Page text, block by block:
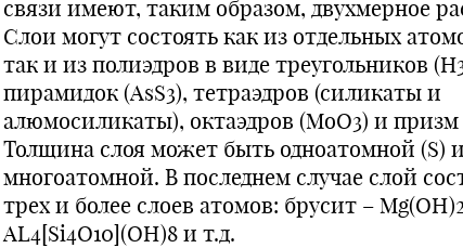
связи имеют, таким образом, двухмерное
Слои могут состоять как из отдельных
так и из полиэдров в виде треугольников
пирамидок (AsS3), тетраэдров (силикаты и
алюмосиликаты), октаэдров (MoO3) и призм
Толщина слоя может быть одноатомной (S)
многоатомной. В последнем случае слой
трех и более слоев атомов: брусит –
AL4[Si4O10](OH)8 и т.д.